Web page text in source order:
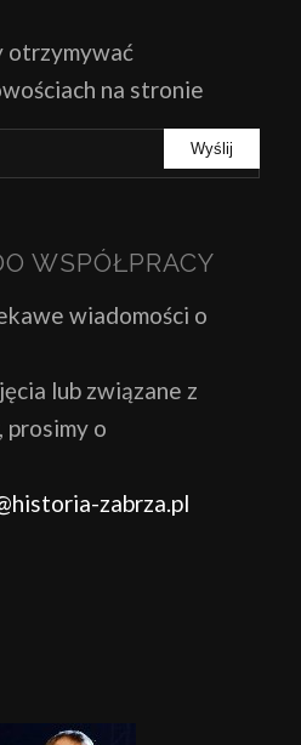
otrzymywać
na stronie
WSPÓŁPRACY
wiadomości o
lub związane z
prosimy o
zabrza.pl